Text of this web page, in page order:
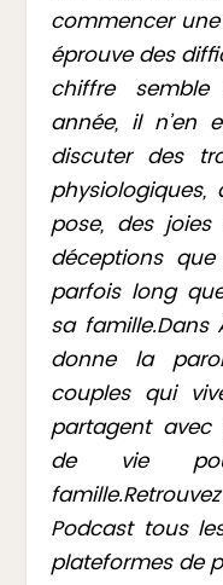
commencer
éprouve des
chiffre
année, il n’en
discuter des
physiologiques,
pose, des
déceptions
parfois long
sa famille.Dans
donne la
couples qui
partagent avec
de vie
Podcast tous
plateformes de